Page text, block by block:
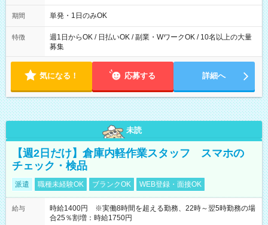
～21：00
期間 単発・1日のみOK
特徴
週1日からOK / 日払いOK / 副業・WワークOK / 10名以上の大量
募集
気になる！ 応募する 詳細へ
未読
【週2日だけ】倉庫内軽作業スタッフ スマホの
チェック・検品
派遣 職種未経験OK ブランクOK WEB登録・面接OK
給与
時給1400円 ※実働8時間を超える勤務、22時～翌5時勤務の場
合25％割増：時給1750円